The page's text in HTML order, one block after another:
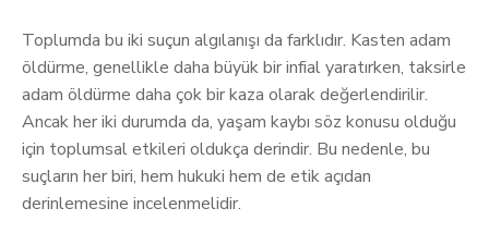
Toplumda bu iki suçun algılanışı da farklıdır. Kasten adam
öldürme, genellikle daha büyük bir infial yaratırken, taksirle
adam öldürme daha çok bir kaza olarak değerlendirilir.
Ancak her iki durumda da, yaşam kaybı söz konusu olduğu
için toplumsal etkileri oldukça derindir. Bu nedenle, bu
suçların her biri, hem hukuki hem de etik açıdan
derinlemesine incelenmelidir.